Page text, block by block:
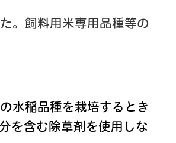
。飼料用米専用品種等の
水稲品種を栽培するとき
を含む除草剤を使用しな